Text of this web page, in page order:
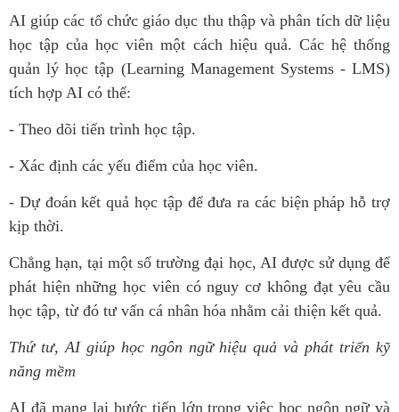
AI giúp các tổ chức giáo dục thu thập và phân tích dữ liệu
học tập của học viên một cách hiệu quả. Các hệ thống
quản lý học tập (Learning Management Systems - LMS)
tích hợp AI có thể:
- Theo dõi tiến trình học tập.
- Xác định các yếu điểm của học viên.
- Dự đoán kết quả học tập để đưa ra các biện pháp hỗ trợ
kịp thời.
Chẳng hạn, tại một số trường đại học, AI được sử dụng để
phát hiện những học viên có nguy cơ không đạt yêu cầu
học tập, từ đó tư vấn cá nhân hóa nhằm cải thiện kết quả.
Thứ tư, AI giúp học ngôn ngữ hiệu quả và phát triển kỹ
năng mềm
AI đã mang lại bước tiến lớn trong việc học ngôn ngữ và